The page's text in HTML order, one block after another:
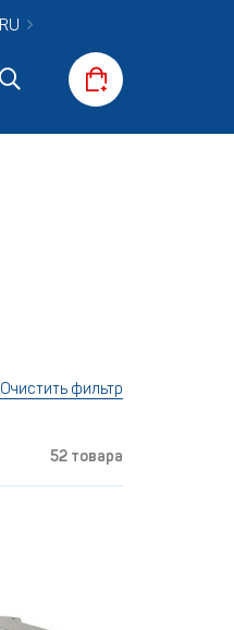
RU
Очистить фильтр
52 товара